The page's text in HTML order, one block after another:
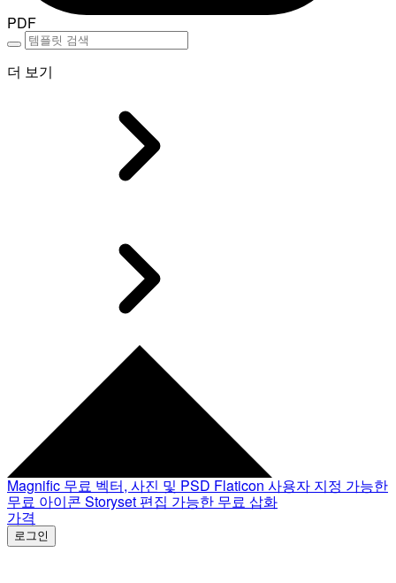
PDF
더 보기
Magnific 무료 벡터, 사진 및 PSD Flaticon 사용자 지정 가능한
무료 아이콘 Storyset 편집 가능한 무료 삽화
가격
로그인